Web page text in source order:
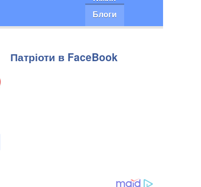
Блоги
Патріоти в FaceBook